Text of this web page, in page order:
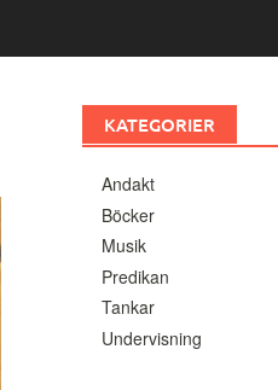
KATEGORIER
Andakt
Böcker
Musik
Predikan
Tankar
Undervisning